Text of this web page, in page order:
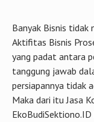
Banyak Bisnis tidak
Aktifitas Bisnis
yang padat antara
tanggung jawab
persiapannya tidak
Maka dari itu Jasa